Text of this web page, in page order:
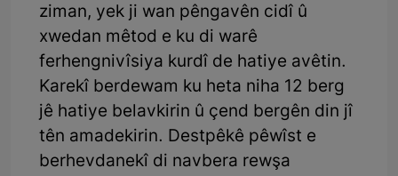
ziman, yek ji wan pêngavên cidî û
xwedan mêtod e ku di warê
ferhengnivîsiya kurdî de hatiye avêtin.
Karekî berdewam ku heta niha 12 berg
jê hatiye belavkirin û çend bergên din jî
tên amadekirin. Destpêkê pêwîst e
berhevdanekî di navbera rewşa